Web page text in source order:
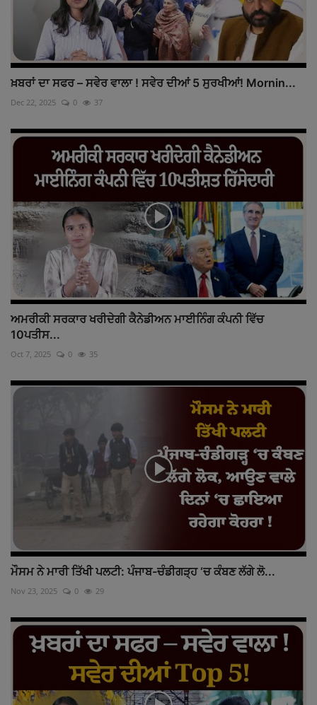
ਖ਼ਬਰਾਂ ਦਾ ਸਫਰ – ਸਵੇਰ ਵਾਲਾ ! ਸਵੇਰ ਦੀਆਂ 5 ਸੁਰਖੀਆਂ! Mornin...
Dec 22, 2025 0 37
ਅਮਰੀਕੀ ਸਰਕਾਰ ਖਰੀਦੇਗੀ ਕੈਨੇਡੀਅਨ ਮਾਈਨਿੰਗ ਕੰਪਨੀ ਵਿੱਚ
10ਪਤੀਸ...
Oct 7, 2025 0 35
ਮੌਸਮ ਨੇ ਮਾਰੀ ਤਿੱਖੀ ਪਲਟੀ: ਪੰਜਾਬ-ਚੰਡੀਗੜ੍ਹ ‘ਚ ਕੰਬਣ ਲੱਗੇ ਲੋ...
Nov 23, 2025 0 29